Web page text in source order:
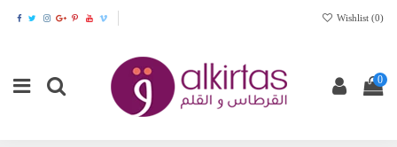
Wishlist (0)
0